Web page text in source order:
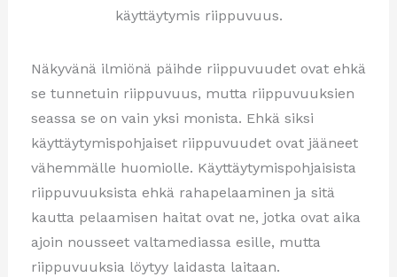
käyttäytymis riippuvuus.
Näkyvänä ilmiönä päihde riippuvuudet ovat ehkä
se tunnetuin riippuvuus, mutta riippuvuuksien
seassa se on vain yksi monista. Ehkä siksi
käyttäytymispohjaiset riippuvuudet ovat jääneet
vähemmälle huomiolle. Käyttäytymispohjaisista
riippuvuuksista ehkä rahapelaaminen ja sitä
kautta pelaamisen haitat ovat ne, jotka ovat aika
ajoin nousseet valtamediassa esille, mutta
riippuvuuksia löytyy laidasta laitaan.